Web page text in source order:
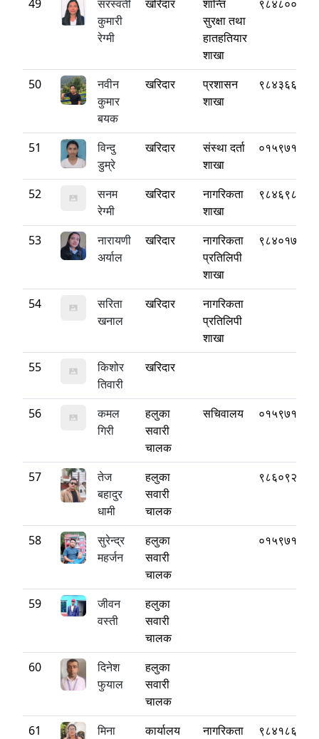
49
सरस्वती
कुमारी
रेग्मी
खरिदार
शान्ति
सुरक्षा तथा
हातहतियार
शाखा
50
नवीन
कुमार
बयक
खरिदार
प्रशासन
शाखा
51
विन्दु
डुम्रे
खरिदार
संस्था दर्ता
शाखा
०१५९७१८८०
52
सनम
रेग्मी
खरिदार
नागरिकता
शाखा
53
नारायणी
अर्याल
खरिदार
नागरिकता
प्रतिलिपी
शाखा
54
सरिता
खनाल
खरिदार
नागरिकता
प्रतिलिपी
शाखा
55
किशोर
तिवारी
खरिदार
56
कमल
गिरी
हलुका
सवारी
चालक
सचिवालय ०१५९७१८८०
57
तेज
बहादुर
धामी
हलुका
सवारी
चालक
58
सुरेन्द्र
महर्जन
हलुका
सवारी
चालक
०१५९७१८८०
59
जीवन
वस्ती
हलुका
सवारी
चालक
60
दिनेश
फुयाल
हलुका
सवारी
चालक
61
मिना
कार्यालय
नागरिकता